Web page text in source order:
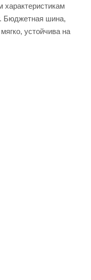
характеристикам
Бюджетная шина,
устойчива на